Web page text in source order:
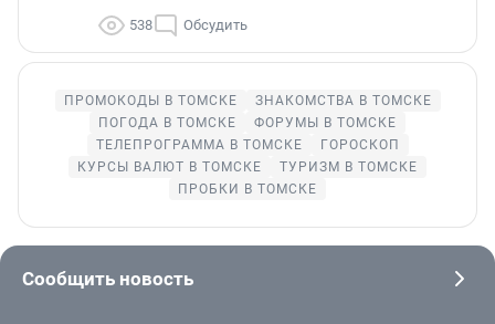
538 Обсудить
ПРОМОКОДЫ В ТОМСКЕ
ЗНАКОМСТВА В ТОМСКЕ
ПОГОДА В ТОМСКЕ
ФОРУМЫ В ТОМСКЕ
ТЕЛЕПРОГРАММА В ТОМСКЕ
ГОРОСКОП
КУРСЫ ВАЛЮТ В ТОМСКЕ
ТУРИЗМ В ТОМСКЕ
ПРОБКИ В ТОМСКЕ
Сообщить новость